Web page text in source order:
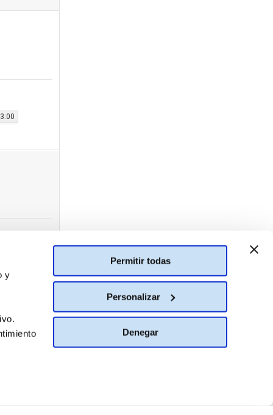
y
Permitir todas
Personalizar
Denegar